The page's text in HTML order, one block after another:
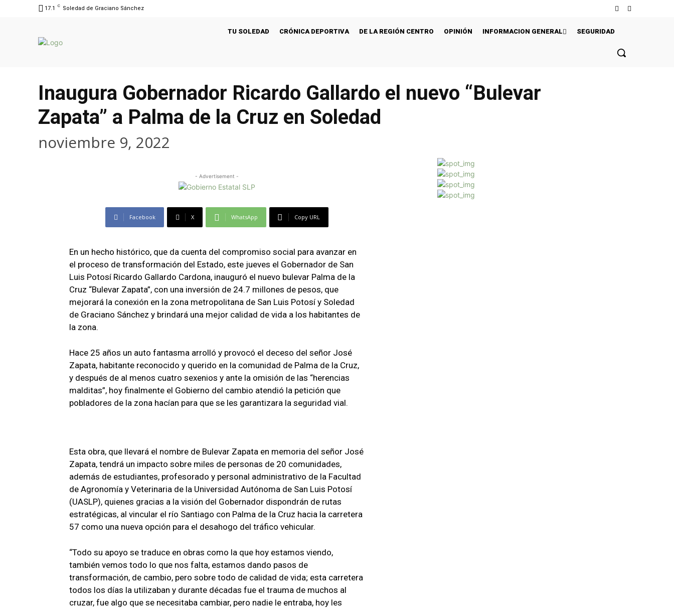
17.1 C Soledad de Graciano Sánchez
TU SOLEDAD CRÓNICA DEPORTIVA DE LA REGIÓN CENTRO OPINIÓN INFORMACION GENERAL SEGURIDAD
Inaugura Gobernador Ricardo Gallardo el nuevo “Bulevar
Zapata” a Palma de la Cruz en Soledad
noviembre 9, 2022
- Advertisement -
Facebook X WhatsApp Copy URL
En un hecho histórico, que da cuenta del compromiso social para avanzar en
el proceso de transformación del Estado, este jueves el Gobernador de San
Luis Potosí Ricardo Gallardo Cardona, inauguró el nuevo bulevar Palma de la
Cruz “Bulevar Zapata”, con una inversión de 24.7 millones de pesos, que
mejorará la conexión en la zona metropolitana de San Luis Potosí y Soledad
de Graciano Sánchez y brindará una mejor calidad de vida a los habitantes de
la zona.
Hace 25 años un auto fantasma arrolló y provocó el deceso del señor José
Zapata, habitante reconocido y querido en la comunidad de Palma de la Cruz,
y después de al menos cuatro sexenios y ante la omisión de las “herencias
malditas”, hoy finalmente el Gobierno del cambio atendió la petición que
pobladores de la zona hacían para que se les garantizara la seguridad vial.
Esta obra, que llevará el nombre de Bulevar Zapata en memoria del señor José
Zapata, tendrá un impacto sobre miles de personas de 20 comunidades,
además de estudiantes, profesorado y personal administrativo de la Facultad
de Agronomía y Veterinaria de la Universidad Autónoma de San Luis Potosí
(UASLP), quienes gracias a la visión del Gobernador dispondrán de rutas
estratégicas, al vincular el río Santiago con Palma de la Cruz hacia la carretera
57 como una nueva opción para el desahogo del tráfico vehicular.
“Todo su apoyo se traduce en obras como la que hoy estamos viendo,
también vemos todo lo que nos falta, estamos dando pasos de
transformación, de cambio, pero sobre todo de calidad de vida; esta carretera
todos los días la utilizaban y durante décadas fue el trauma de muchos al
cruzar, fue algo que se necesitaba cambiar, pero nadie le entraba, hoy les